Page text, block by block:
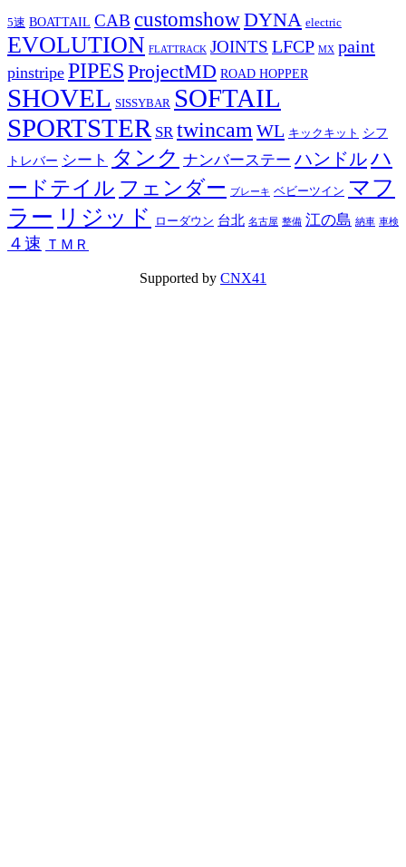
5速 BOATTAIL CAB customshowDYNA electric
EVOLUTION FLATTRACK JOINTS LFCP MX paint
pinstripe PIPES ProjectMD ROAD HOPPER
SHOVEL SISSYBAR SOFTAIL
SPORTSTER SR twincamWL キックキット シフ
トレバー シート タンク ナンバーステー ハンドルハ
ードテイル フェンダー ブレーキ ベビーツイン マフ
ラー リジッド ローダウン 台北 名古屋 整備 江の島 納車 車検
４速 ＴＭＲ
Supported by CNX41